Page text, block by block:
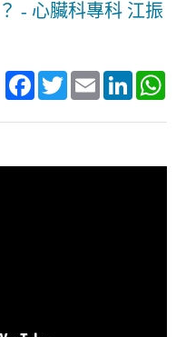
- 心臟科專科 江振
Facebook
TwitterEmail LinkedIn